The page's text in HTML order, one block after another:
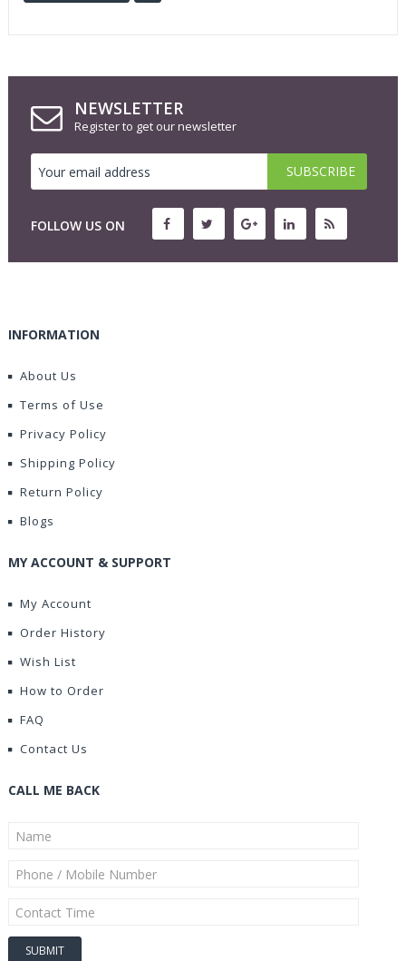
NEWSLETTER
Register to get our newsletter
FOLLOW US ON
INFORMATION
About Us
Terms of Use
Privacy Policy
Shipping Policy
Return Policy
Blogs
MY ACCOUNT & SUPPORT
My Account
Order History
Wish List
How to Order
FAQ
Contact Us
CALL ME BACK